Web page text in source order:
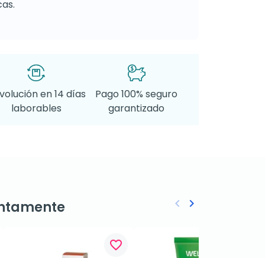
en 14 días
laborables
Pago 100% seguro
garantizado
favorite_border
Anterior
keyboard_arrow_left Siguiente
keyboard_arrow_right